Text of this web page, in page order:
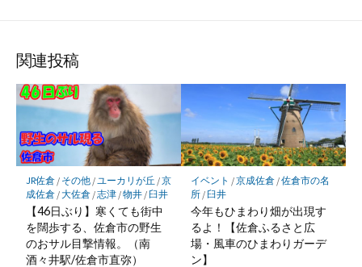
t
r
で
シ
ェ
ア
ク
マ
ー
ク
に
保
存
ア
k
で
シ
ェ
ア
に
保
存
y
で
購
読
関連投稿
JR佐倉/ その他/ ユーカリが丘 /京
成佐倉/大佐倉/志津/物井/ 臼井
【46日ぶり】寒くても街中
を闊歩する、佐倉市の野生
のおサル目撃情報。（南
酒々井駅/佐倉市直弥）
イベント /京成佐倉/佐倉市の名
所/ 臼井
今年もひまわり畑が出現す
るよ！【佐倉ふるさと広
場・風車のひまわりガーデ
ン】